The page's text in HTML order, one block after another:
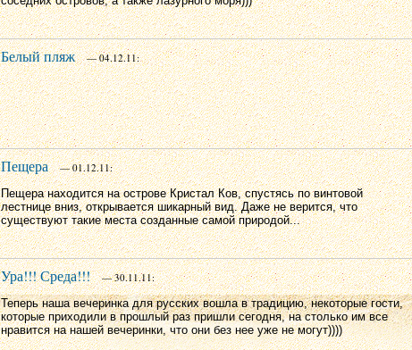
Белый пляж — 04.12.11:
Пещера
— 01.12.11:
Пещера находится на острове Кристал Ков, спустясь по винтовой
лестнице вниз, открывается шикарный вид. Даже не верится, что
существуют такие места созданные самой природой...
Ура!!! Среда!!!
— 30.11.11:
Теперь наша вечеринка для русских вошла в традицию, некоторые гости,
которые приходили в прошлый раз пришли сегодня, на столько им все
нравится на нашей вечеринки, что они без нее уже не могут))))